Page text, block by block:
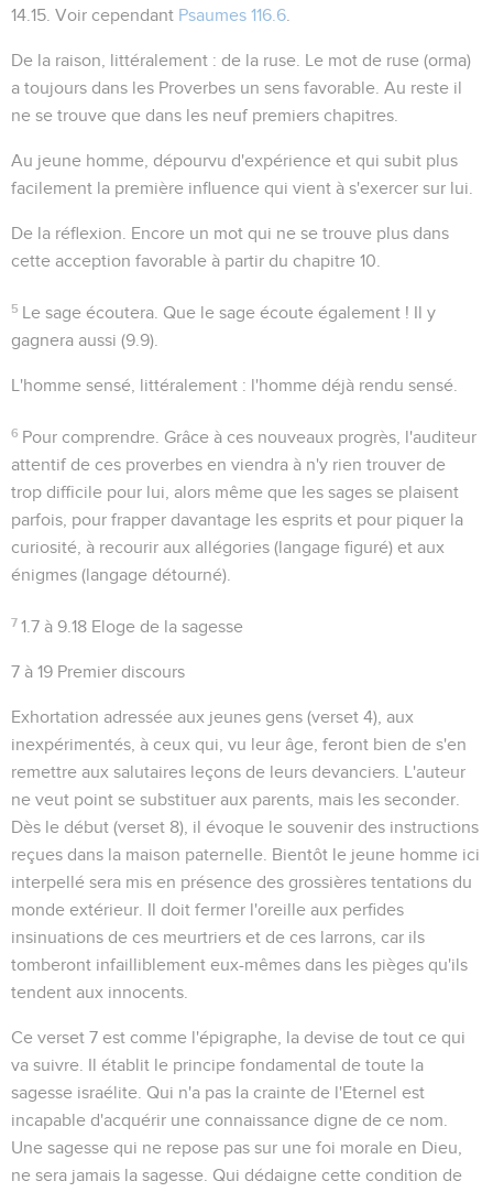
14.15 . Voir cependant Psaumes 116.6
De la raison , littéralement : de la ruse . Le mot de ruse (orma)
a toujours dans les Proverbes un sens favorable. Au reste il
ne se trouve que dans les neuf premiers chapitres.
Au jeune homme , dépourvu d'expérience et qui subit plus
facilement la première influence qui vient à s'exercer sur lui.
De la réflexion . Encore un mot qui ne se trouve plus dans
cette acception favorable à partir du chapitre 10.
5 Le sage écoutera . Que le sage écoute également ! Il y
gagnera aussi (9.9).
L'homme sensé , littéralement : l'homme déjà rendu sensé.
6 Pour comprendre . Grâce à ces nouveaux progrès, l'auditeur
attentif de ces proverbes en viendra à n'y rien trouver de
trop difficile pour lui, alors même que les sages se plaisent
parfois, pour frapper davantage les esprits et pour piquer la
curiosité, à recourir aux allégories (langage figuré) et aux
énigmes (langage détourné).
7 1.7 à 9.18 Eloge de la sagesse
7 à 19 Premier discours
Exhortation adressée aux jeunes gens (verset 4), aux
inexpérimentés, à ceux qui, vu leur âge, feront bien de s'en
remettre aux salutaires leçons de leurs devanciers. L'auteur
ne veut point se substituer aux parents, mais les seconder.
Dès le début (verset 8), il évoque le souvenir des instructions
reçues dans la maison paternelle. Bientôt le jeune homme ici
interpellé sera mis en présence des grossières tentations du
monde extérieur. Il doit fermer l'oreille aux perfides
insinuations de ces meurtriers et de ces larrons, car ils
tomberont infailliblement eux-mêmes dans les pièges qu'ils
tendent aux innocents.
Ce verset 7 est comme l'épigraphe, la devise de tout ce qui
va suivre. Il établit le principe fondamental de toute la
sagesse israélite. Qui n'a pas la crainte de l'Eternel est
incapable d'acquérir une connaissance digne de ce nom.
Une sagesse qui ne repose pas sur une foi morale en Dieu,
ne sera jamais la sagesse. Qui dédaigne cette condition de